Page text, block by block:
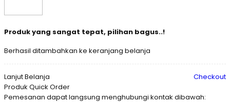
Produk yang sangat tepat, pilihan bagus..!
Berhasil ditambahkan ke keranjang belanja
Lanjut Belanja
Checkout
Produk Quick Order
Pemesanan dapat langsung menghubungi kontak dibawah: